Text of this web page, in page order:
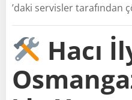
’daki servisler tarafından
Hacı